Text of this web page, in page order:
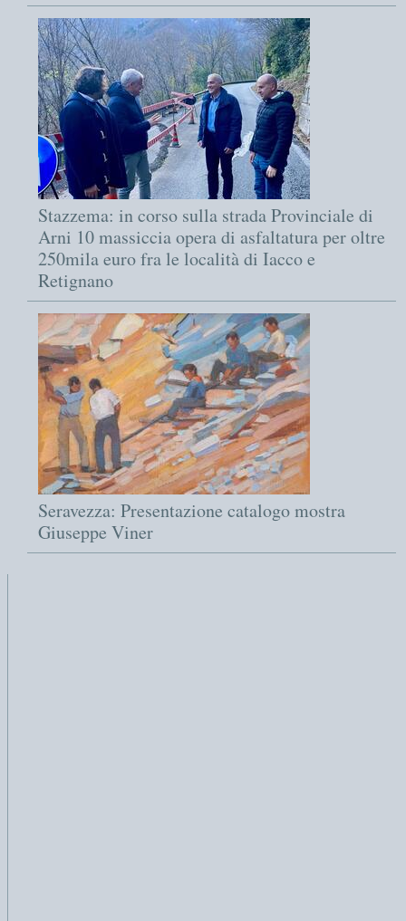
Stazzema: in corso sulla strada Provinciale di
Arni 10 massiccia opera di asfaltatura per oltre
250mila euro fra le località di Iacco e
Retignano
Seravezza: Presentazione catalogo mostra
Giuseppe Viner